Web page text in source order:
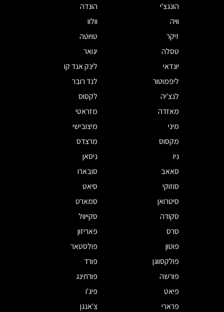
הונגצ'י
הונדה
וויה
וולוו
זיקר
טויוטה
טסלה
יגואר
יונדאי
לינק אנד קו
ליפמוטור
לנד רובר
לנצ'יה
לקסוס
מאזדה
מזראטי
מיני
מיצובישי
מקסוס
מרצדס
ניו
ניסאן
סאאב
סובארו
סוזוקי
סיאט
סיטרואן
סמארט
סקודה
סקייוול
סרס
פאריזון
פוטון
פולסטאר
פולקסווגן
פורד
פורשה
פורתינג
פיאט
פיג'ו
פרארי
צ'אנגן